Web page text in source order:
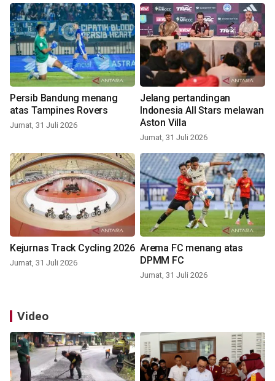
Persib Bandung menang
atas Tampines Rovers
Jumat, 31 Juli 2026
Jelang pertandingan
Indonesia All Stars melawan
Aston Villa
Jumat, 31 Juli 2026
Kejurnas Track Cycling 2026
Jumat, 31 Juli 2026
Arema FC menang atas
DPMM FC
Jumat, 31 Juli 2026
Video